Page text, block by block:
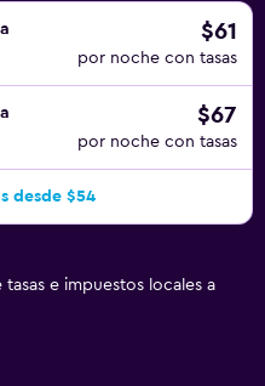
$61
por noche con tasas
$67
por noche con tasas
desde $54
e impuestos locales a